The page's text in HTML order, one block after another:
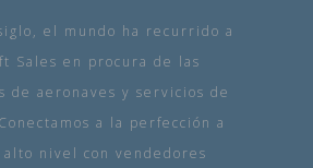
el mundo ha recurrido a
Sales en procura de las
de aeronaves y servicios de
a la perfección a
nivel con vendedores